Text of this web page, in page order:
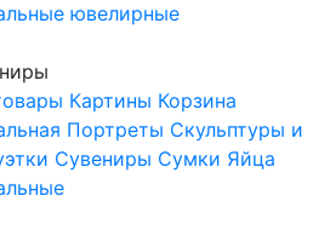
ювелирные
Картины Корзина
Портреты Скульптуры и
Сувениры Сумки Яйца